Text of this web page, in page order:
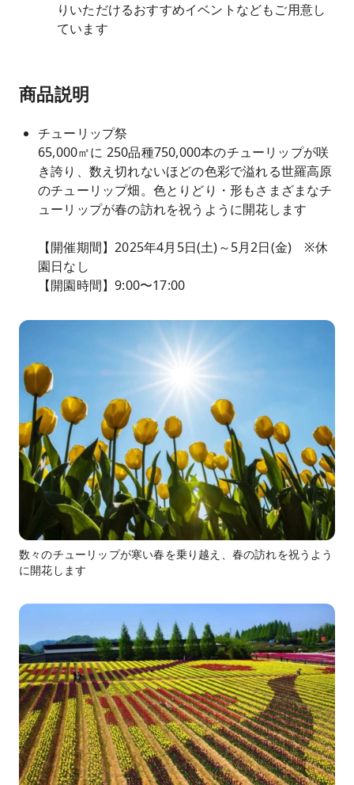
りいただけるおすすめイベントなどもご用意し
ています
商品説明
チューリップ祭
65,000㎡に 250品種750,000本のチューリップが咲
き誇り、数え切れないほどの色彩で溢れる世羅高原
のチューリップ畑。色とりどり・形もさまざまなチ
ューリップが春の訪れを祝うように開花します
【開催期間】2025年4月5日(土)～5月2日(金) ※休
園日なし
【開園時間】9:00〜17:00
数々のチューリップが寒い春を乗り越え、春の訪れを祝うよう
に開花します